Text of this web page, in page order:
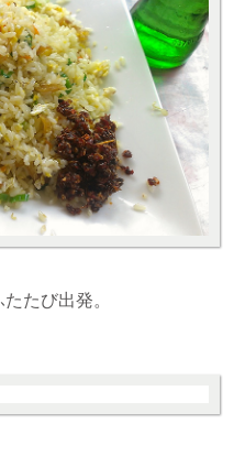
たび出発。